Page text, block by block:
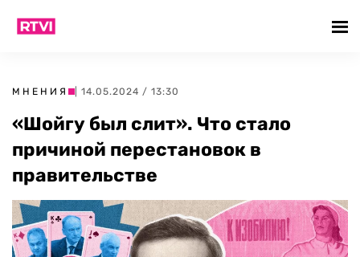
МНЕНИЯ | 14.05.2024 / 13:30
«Шойгу был слит». Что стало
причиной перестановок в
правительстве